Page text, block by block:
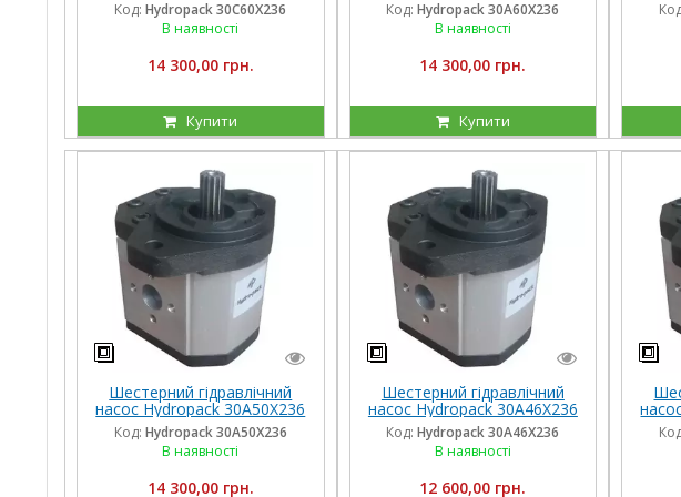
Код: Hydropack 30C60X236
В наявності
14 300,00 грн.
Купити
Код: Hydropack 30A60X236
В наявності
14 300,00 грн.
Купити
Шестерний гідравлічний
насос Hydropack 30A50X236
(50 см3) лівого обертання
Код: Hydropack 30A50X236
В наявності
14 300,00 грн.
Шестерний гідравлічний
насос Hydropack 30A46X236
(46 см3) лівого обертання
Код: Hydropack 30A46X236
В наявності
12 600,00 грн.
(46